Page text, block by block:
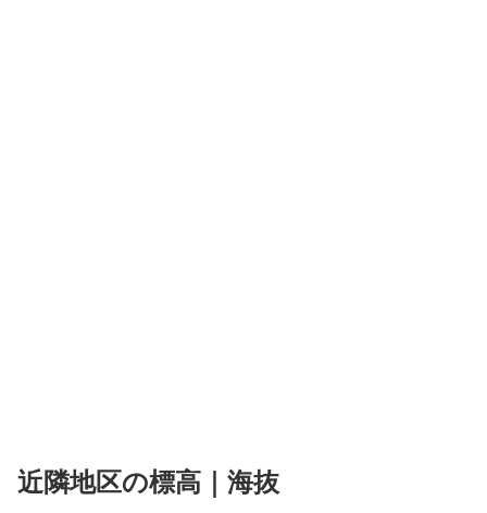
近隣地区の標高｜海抜